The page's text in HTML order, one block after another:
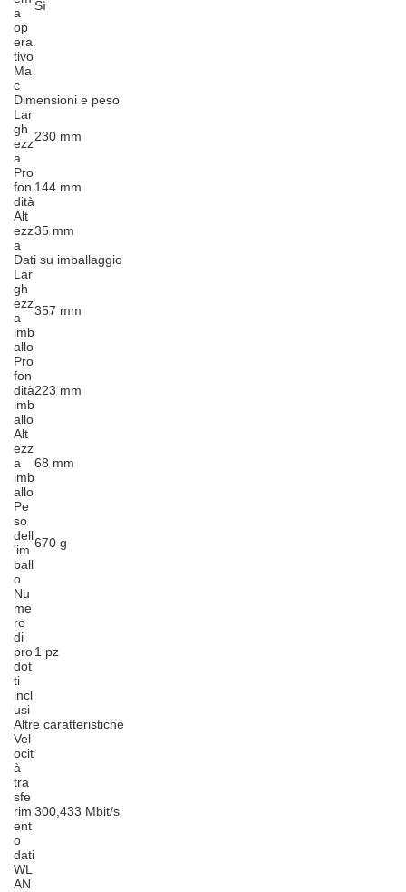
a
op
era
tivo
Ma
c
Sì
Dimensioni e peso
Lar
gh
ezz
a
230 mm
Pro
fon
dità
144 mm
Alt
ezz
a
35 mm
Dati su imballaggio
Lar
gh
ezz
a
imb
allo
357 mm
Pro
fon
dità
imb
allo
223 mm
Alt
ezz
a
imb
allo
68 mm
Pe
so
dell
'im
ball
o
670 g
Nu
me
ro
di
pro
dot
ti
incl
usi
1 pz
Altre caratteristiche
Vel
ocit
à
tra
sfe
rim
ent
o
dati
WL
AN
300,433 Mbit/s